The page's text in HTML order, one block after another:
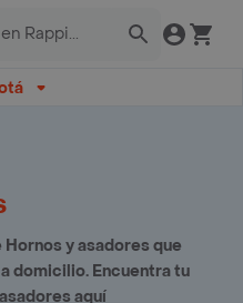
y asadores que
domicilio. Encuentra tu
aquí